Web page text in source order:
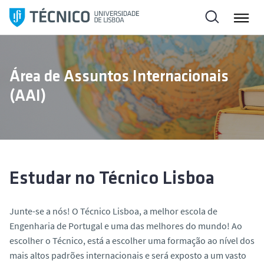
l
a
Área de Assuntos Internacionais
(AAI)
Estudar no Técnico Lisboa
Junte-se a nós! O Técnico Lisboa, a melhor escola de
Engenharia de Portugal e uma das melhores do mundo! Ao
escolher o Técnico, está a escolher uma formação ao nível dos
mais altos padrões internacionais e será exposto a um vasto